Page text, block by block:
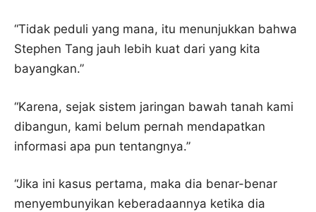
“Tidak peduli yang mana, itu menunjukkan bahwa
Stephen Tang jauh lebih kuat dari yang kita
bayangkan.”
“Karena, sejak sistem jaringan bawah tanah kami
dibangun, kami belum pernah mendapatkan
informasi apa pun tentangnya.”
“Jika ini kasus pertama, maka dia benar-benar
menyembunyikan keberadaannya ketika dia